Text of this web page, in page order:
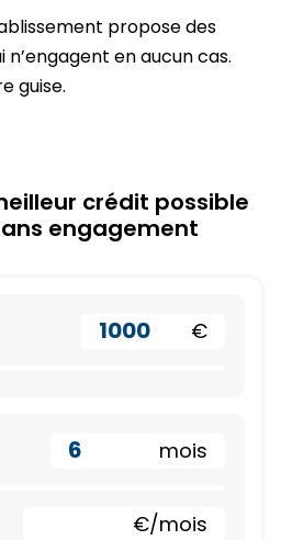
propose des
n’engagent en aucun cas.
guise.
crédit possible
engagement
€
mois
€/mois